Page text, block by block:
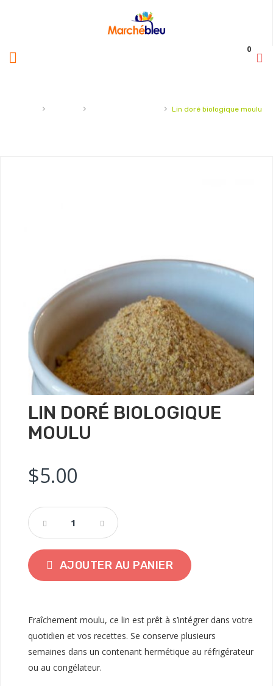
0
› › › Lin doré biologique moulu
LIN DORÉ BIOLOGIQUE
MOULU
$5.00
AJOUTER AU PANIER
Fraîchement moulu, ce lin est prêt à s’intégrer dans votre
quotidien et vos recettes. Se conserve plusieurs
semaines dans un contenant hermétique au réfrigérateur
ou au congélateur.